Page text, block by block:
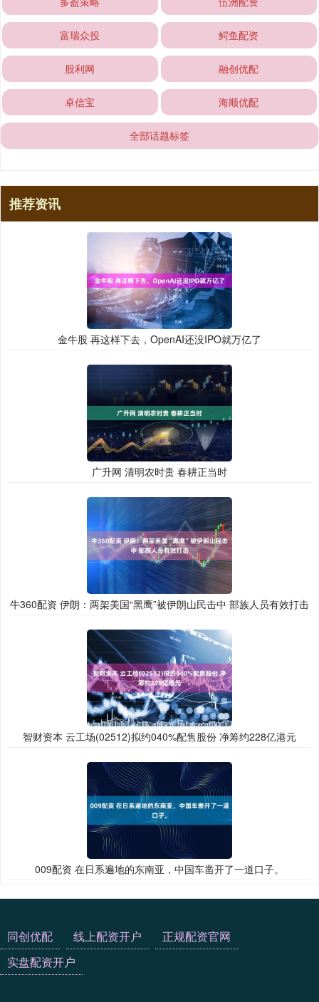
富瑞众投 鳄鱼配资
股利网 融创优配
卓信宝 海顺优配
全部话题标签
推荐资讯
金牛股 再这样下去，OpenAI还没IPO就万亿了
广升网 清明农时贵 春耕正当时
牛360配资 伊朗：两架美国“黑鹰”被伊朗山民击中 部族人员有效打击
智财资本 云工场(02512)拟约040%配售股份 净筹约228亿港元
009配资 在日系遍地的东南亚，中国车凿开了一道口子。
同创优配 线上配资开户
正规配资官网
实盘配资开户